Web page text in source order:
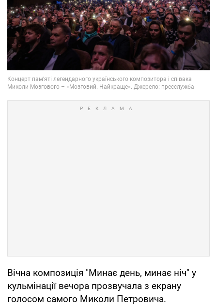
Вічна композиція "Минає день, минає ніч" у
кульмінації вечора прозвучала з екрану
голосом самого Миколи Петровича.